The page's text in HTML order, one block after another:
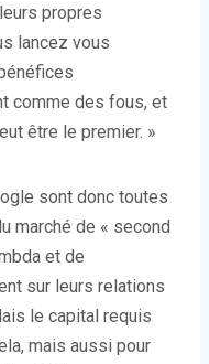
propres
lancez vous
comme des fous, et
être le premier. »
sont donc toutes
marché de « second
et de
sur leurs relations
le capital requis
mais aussi pour